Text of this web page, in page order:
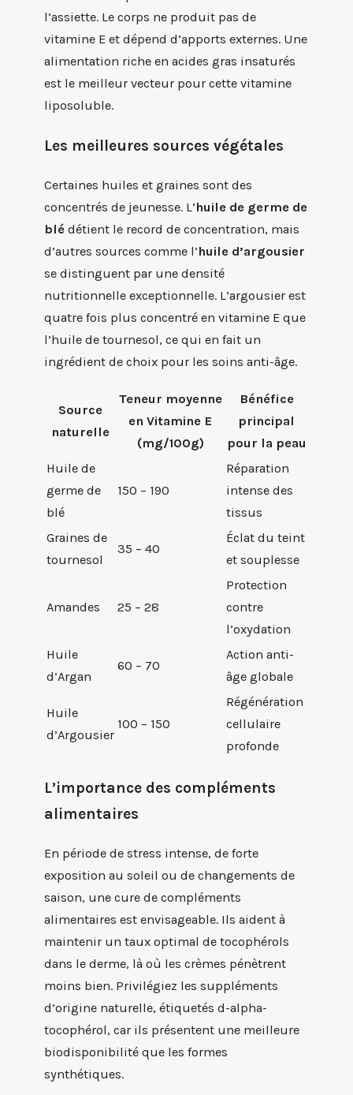
l’assiette. Le corps ne produit pas de
vitamine E et dépend d’apports externes. Une
alimentation riche en acides gras insaturés
est le meilleur vecteur pour cette vitamine
liposoluble.
Les meilleures sources végétales
Certaines huiles et graines sont des
concentrés de jeunesse. L’huile de germe de
blé détient le record de concentration, mais
d’autres sources comme l’huile d’argousier
se distinguent par une densité
nutritionnelle exceptionnelle. L’argousier est
quatre fois plus concentré en vitamine E que
l’huile de tournesol, ce qui en fait un
ingrédient de choix pour les soins anti-âge.
Source
naturelle
Teneur moyenne
en Vitamine E
(mg/100g)
Bénéfice
principal
pour la peau
Huile de
germe de
blé
150 – 190
Réparation
intense des
tissus
Graines de
tournesol
35 – 40
Éclat du teint
et souplesse
Amandes 25 – 28
Protection
contre
l’oxydation
Huile
d’Argan
60 – 70
Action anti-
âge globale
Huile
d’Argousier
100 – 150
Régénération
cellulaire
profonde
L’importance des compléments
alimentaires
En période de stress intense, de forte
exposition au soleil ou de changements de
saison, une cure de compléments
alimentaires est envisageable. Ils aident à
maintenir un taux optimal de tocophérols
dans le derme, là où les crèmes pénètrent
moins bien. Privilégiez les suppléments
d’origine naturelle, étiquetés d-alpha-
tocophérol, car ils présentent une meilleure
biodisponibilité que les formes
synthétiques.